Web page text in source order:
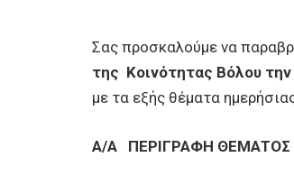
Σας προσκαλούμε να
της Κοινότητας Βόλου
με τα εξής θέματα
Α/Α ΠΕΡΙΓΡΑΦΗ ΘΕΜΑΤΟΣ